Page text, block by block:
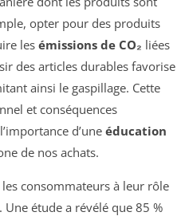
opter pour des produits
les émissions de CO₂ liées
des articles durables favorise
ainsi le gaspillage. Cette
et conséquences
d’une éducation
de nos achats.
consommateurs à leur rôle
étude a révélé que 85 %